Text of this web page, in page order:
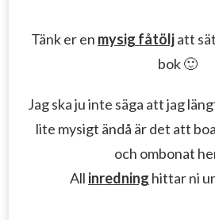
Tänk er en mysig fåtöljatt
bok 🙂
Jag ska ju inte säga att jag
lite mysigt ändå är det att
och ombonat
All inredning hittar ni